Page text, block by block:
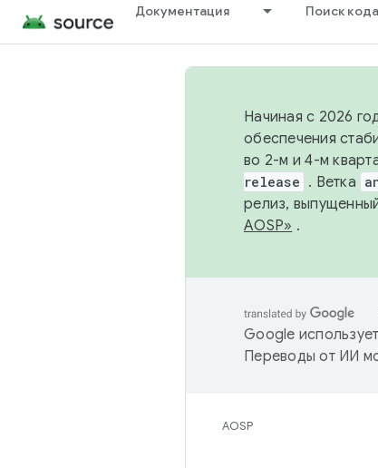
Документация Поиск
Начиная с 2026
обеспечения
во 2-м и 4-м
release . Ветка
релиз,
AOSP» .
Google
Переводы от ИИ
AOSP